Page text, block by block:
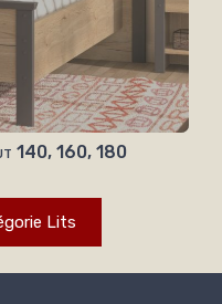
140, 160, 180
Lits